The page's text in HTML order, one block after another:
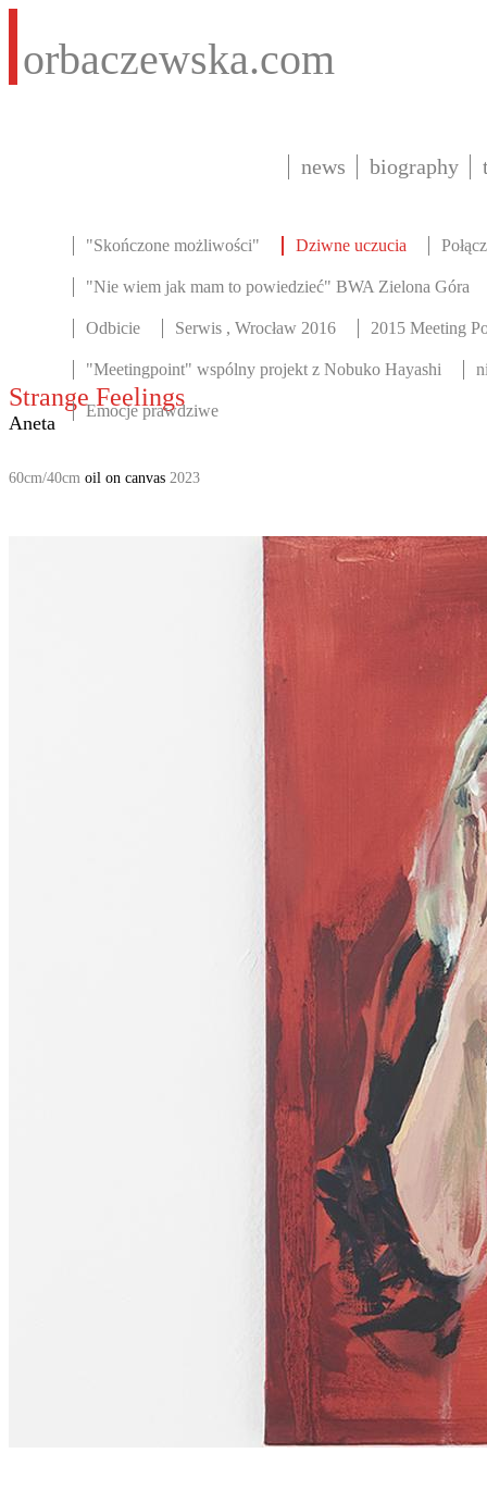
orbaczewska.com
news biography
"Skończone możliwości" Dziwne uczucia
"Nie wiem jak mam to powiedzieć" BWA Zielona Góra
Odbicie Serwis , Wrocław 2016 2015 Meeting
"Meetingpoint" wspólny projekt z Nobuko Hayashi
Emocje prawdziwe
Strange Feelings
Aneta
60cm/40cm oil on canvas 2023